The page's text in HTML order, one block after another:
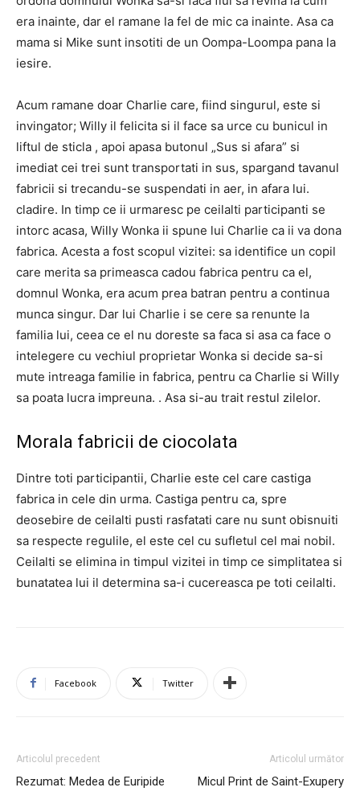
era inainte, dar el ramane la fel de mic ca inainte. Asa ca
mama si Mike sunt insotiti de un Oompa-Loompa pana la
iesire.
Acum ramane doar Charlie care, fiind singurul, este si
invingator; Willy il felicita si il face sa urce cu bunicul in
liftul de sticla , apoi apasa butonul „Sus si afara” si
imediat cei trei sunt transportati in sus, spargand tavanul
fabricii si trecandu-se suspendati in aer, in afara lui.
cladire. In timp ce ii urmaresc pe ceilalti participanti se
intorc acasa, Willy Wonka ii spune lui Charlie ca ii va dona
fabrica. Acesta a fost scopul vizitei: sa identifice un copil
care merita sa primeasca cadou fabrica pentru ca el,
domnul Wonka, era acum prea batran pentru a continua
munca singur. Dar lui Charlie i se cere sa renunte la
familia lui, ceea ce el nu doreste sa faca si asa ca face o
intelegere cu vechiul proprietar Wonka si decide sa-si
mute intreaga familie in fabrica, pentru ca Charlie si Willy
sa poata lucra impreuna. . Asa si-au trait restul zilelor.
Morala fabricii de ciocolata
Dintre toti participantii, Charlie este cel care castiga
fabrica in cele din urma. Castiga pentru ca, spre
deosebire de ceilalti pusti rasfatati care nu sunt obisnuiti
sa respecte regulile, el este cel cu sufletul cel mai nobil.
Ceilalti se elimina in timpul vizitei in timp ce simplitatea si
bunatatea lui il determina sa-i cucereasca pe toti ceilalti.
Facebook Twitter
Articolul precedent
Rezumat: Medea de Euripide
Articolul următor
Micul Print de Saint-Exupery